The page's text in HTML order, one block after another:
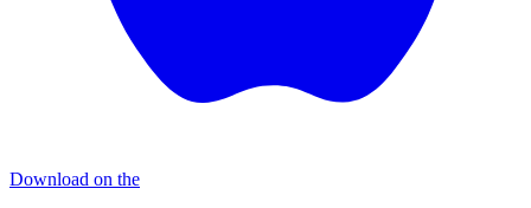
Download on the